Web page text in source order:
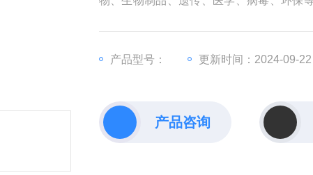
产品型号：
更新时间：2024-09-22
产品咨询